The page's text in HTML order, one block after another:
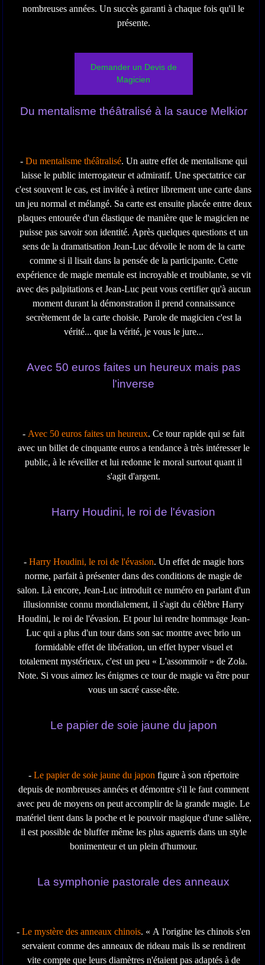
nombreuses années. Un succès garanti à chaque fois qu'il le
présente.
Demander un Devis de
Magicien
Du mentalisme théâtralisé à la sauce Melkior
- Du mentalisme théâtralisé. Un autre effet de mentalisme qui
laisse le public interrogateur et admiratif. Une spectatrice car
c'est souvent le cas, est invitée à retirer librement une carte dans
un jeu normal et mélangé. Sa carte est ensuite placée entre deux
plaques entourée d'un élastique de manière que le magicien ne
puisse pas savoir son identité. Après quelques questions et un
sens de la dramatisation Jean-Luc dévoile le nom de la carte
comme si il lisait dans la pensée de la participante. Cette
expérience de magie mentale est incroyable et troublante, se vit
avec des palpitations et Jean-Luc peut vous certifier qu'à aucun
moment durant la démonstration il prend connaissance
secrètement de la carte choisie. Parole de magicien c'est la
vérité... que la vérité, je vous le jure...
Avec 50 euros faites un heureux mais pas
l'inverse
- Avec 50 euros faites un heureux. Ce tour rapide qui se fait
avec un billet de cinquante euros a tendance à très intéresser le
public, à le réveiller et lui redonne le moral surtout quant il
s'agit d'argent.
Harry Houdini, le roi de l'évasion
- Harry Houdini, le roi de l'évasion. Un effet de magie hors
norme, parfait à présenter dans des conditions de magie de
salon. Là encore, Jean-Luc introduit ce numéro en parlant d'un
illusionniste connu mondialement, il s'agit du célèbre Harry
Houdini, le roi de l'évasion. Et pour lui rendre hommage Jean-
Luc qui a plus d'un tour dans son sac montre avec brio un
formidable effet de libération, un effet hyper visuel et
totalement mystérieux, c'est un peu « L'assommoir » de Zola.
Note. Si vous aimez les énigmes ce tour de magie va être pour
vous un sacré casse-tête.
Le papier de soie jaune du japon
- Le papier de soie jaune du japon figure à son répertoire
depuis de nombreuses années et démontre s'il le faut comment
avec peu de moyens on peut accomplir de la grande magie. Le
matériel tient dans la poche et le pouvoir magique d'une salière,
il est possible de bluffer même les plus aguerris dans un style
bonimenteur et un plein d'humour.
La symphonie pastorale des anneaux
-Le mystère des anneaux chinois. « A l'origine les chinois s'en
servaient comme des anneaux de rideau mais ils se rendirent
vite compte que leurs diamètres n'étaient pas adaptés à de